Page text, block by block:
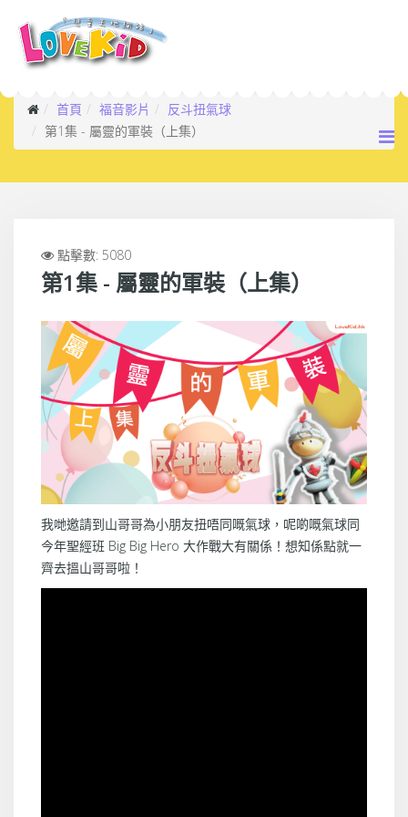
首頁 福音影片
反斗扭氣球
第1集 - 屬靈的軍裝（上集）
點擊數: 5080
第1集 - 屬靈的軍裝（上集）
我哋邀請到山哥哥為小朋友扭唔同嘅氣球，呢啲嘅氣球同
今年聖經班 Big Big Hero 大作戰大有關係！想知係點就一
齊去搵山哥哥啦！